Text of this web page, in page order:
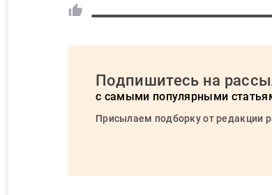
Подпишитесь на
с самыми популярными
Присылаем подборку от редакции